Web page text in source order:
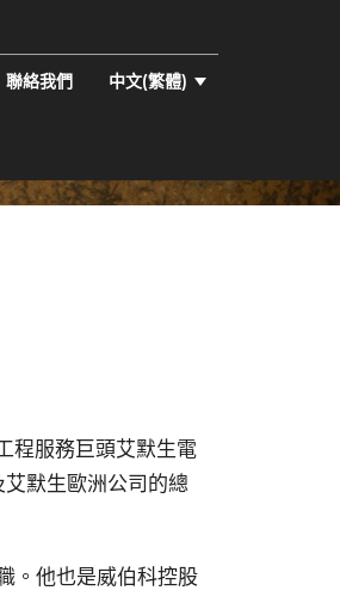
聯絡我們 中文(繁體)
程服務巨頭艾默生電
默生歐洲公司的總
。他也是威伯科控股